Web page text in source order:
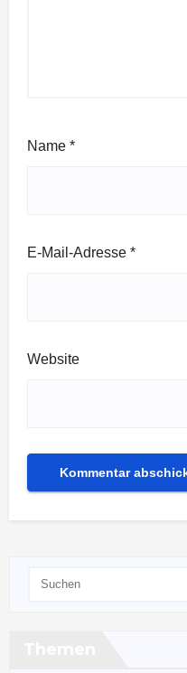
Name *
E-Mail-Adresse *
Website